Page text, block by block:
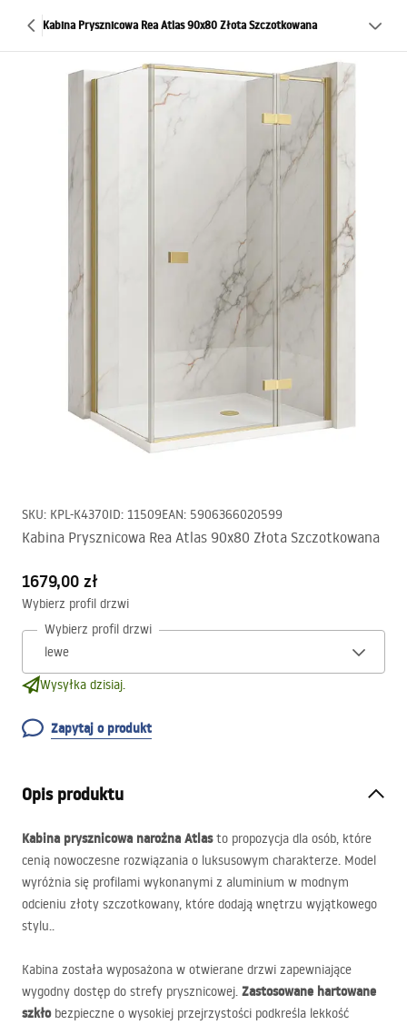
Kabina Prysznicowa Rea Atlas 90x80 Złota Szczotkowana
SKU: KPL-K4370ID: 11509EAN: 5906366020599
Kabina Prysznicowa Rea Atlas 90x80 Złota Szczotkowana
1679,00 zł
Wybierz profil drzwi
Wybierz profil drzwi
Wysyłka dzisiaj.
Zapytaj o produkt
Opis produktu
Kabina prysznicowa narożna Atlasto propozycja dla osób, które
cenią nowoczesne rozwiązania o luksusowym charakterze. Model
wyróżnia się profilami wykonanymi z aluminium w modnym
odcieniu złoty szczotkowany, które dodają wnętrzu wyjątkowego
stylu..
Kabina została wyposażona w otwierane drzwi zapewniające
wygodny dostęp do strefy prysznicowej. Zastosowane hartowane
szkłobezpieczne o wysokiej przejrzystości podkreśla lekkość